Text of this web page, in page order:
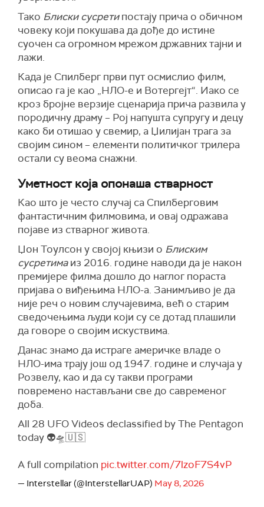
Тако Блиски сусретипостају прича о обичном
човеку који покушава да дође до истине
суочен са огромном мрежом државних тајни и
лажи.
Када је Спилберг први пут осмислио филм,
описао га је као „НЛО-е и Вотергејт“. Иако се
кроз бројне верзије сценарија прича развила у
породичну драму – Рој напушта супругу и децу
како би отишао у свемир, а Џилијан трага за
својим сином – елементи политичког трилера
остали су веома снажни.
Уметност која опонаша стварност
Као што је често случај са Спилберговим
фантастичним филмовима, и овај одражава
појаве из стварног живота.
Џон Тоулсон у својој књизи о Блиским
сусретимаиз 2016. године наводи да је након
премијере филма дошло до наглог пораста
пријава о виђењима НЛО-а. Занимљиво је да
није реч о новим случајевима, већ о старим
сведочењима људи који су се дотад плашили
да говоре о својим искуствима.
Данас знамо да истраге америчке владе о
НЛО-има трају још од 1947. године и случаја у
Розвелу, као и да су такви програми
повремено настављани све до савременог
доба.
All 28 UFO Videos declassified by The Pentagon
today 👽🛸🇺🇸
A full compilation pic.twitter.com/7lzoF7S4vP
— Interstellar (@InterstellarUAP) May 8, 2026